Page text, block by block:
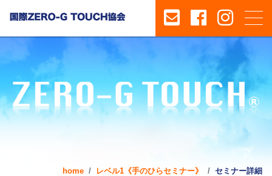
home レベル1《手のひらセミナー》 セミナー詳細